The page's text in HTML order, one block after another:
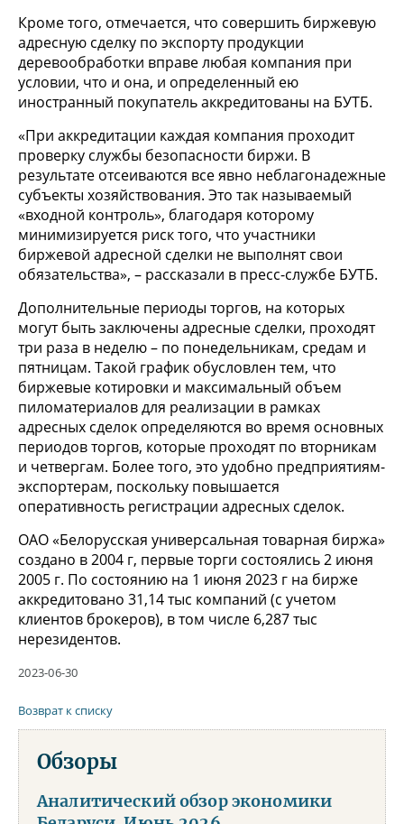
Кроме того, отмечается, что совершить биржевую
адресную сделку по экспорту продукции
деревообработки вправе любая компания при
условии, что и она, и определенный ею
иностранный покупатель аккредитованы на БУТБ.
«При аккредитации каждая компания проходит
проверку службы безопасности биржи. В
результате отсеиваются все явно неблагонадежные
субъекты хозяйствования. Это так называемый
«входной контроль», благодаря которому
минимизируется риск того, что участники
биржевой адресной сделки не выполнят свои
обязательства», – рассказали в пресс-службе БУТБ.
Дополнительные периоды торгов, на которых
могут быть заключены адресные сделки, проходят
три раза в неделю – по понедельникам, средам и
пятницам. Такой график обусловлен тем, что
биржевые котировки и максимальный объем
пиломатериалов для реализации в рамках
адресных сделок определяются во время основных
периодов торгов, которые проходят по вторникам
и четвергам. Более того, это удобно предприятиям-
экспортерам, поскольку повышается
оперативность регистрации адресных сделок.
ОАО «Белорусская универсальная товарная биржа»
создано в 2004 г, первые торги состоялись 2 июня
2005 г. По состоянию на 1 июня 2023 г на бирже
аккредитовано 31,14 тыс компаний (с учетом
клиентов брокеров), в том числе 6,287 тыс
нерезидентов.
2023-06-30
Возврат к списку
Обзоры
Аналитический обзор экономики